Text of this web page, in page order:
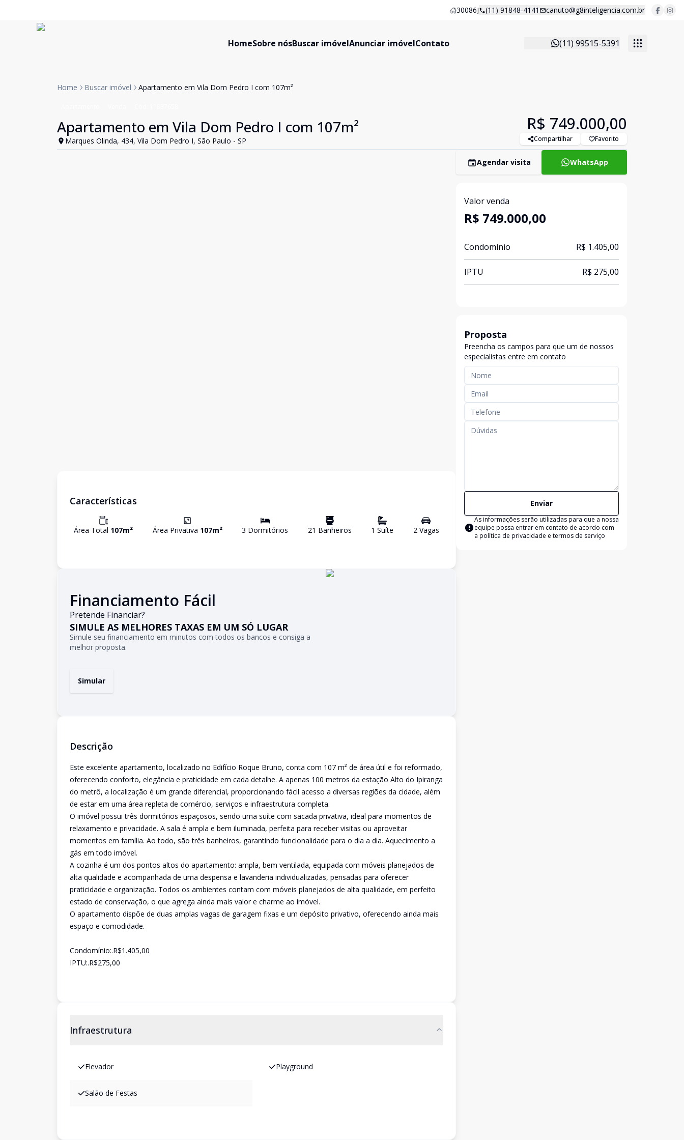
30086J (11) 91848-4141 canuto@g8inteligencia.com.br
HomeSobre nósBuscar imóvelAnunciar imóvelContato (11) 99515-5391
Home Buscar imóvel Apartamento em Vila Dom Pedro I com 107m²
Apartamento em Vila Dom Pedro I com 107m²
Marques Olinda, 434, Vila Dom Pedro I, São Paulo - SP
R$ 749.000,00
Compartilhar Favorito
Características
Área Total 107m² Área Privativa 107m² 3 Dormitórios 21 Banheiros 1 Suíte 2Vagas
Financiamento Fácil
Pretende Financiar?
SIMULE AS MELHORES TAXAS EM UM SÓ LUGAR
Simule seu financiamento em minutos com todos os bancos e consiga a
melhor proposta.
Simular
Descrição
Este excelente apartamento, localizado no Edifício Roque Bruno, conta com 107 m² de área útil e foi reformado,
oferecendo conforto, elegância e praticidade em cada detalhe. A apenas 100 metros da estação Alto do Ipiranga
do metrô, a localização é um grande diferencial, proporcionando fácil acesso a diversas regiões da cidade, além
de estar em uma área repleta de comércio, serviços e infraestrutura completa.
O imóvel possui três dormitórios espaçosos, sendo uma suíte com sacada privativa, ideal para momentos de
relaxamento e privacidade. A sala é ampla e bem iluminada, perfeita para receber visitas ou aproveitar
momentos em família. Ao todo, são três banheiros, garantindo funcionalidade para o dia a dia. Aquecimento a
gás em todo imóvel.
A cozinha é um dos pontos altos do apartamento: ampla, bem ventilada, equipada com móveis planejados de
alta qualidade e acompanhada de uma despensa e lavanderia individualizadas, pensadas para oferecer
praticidade e organização. Todos os ambientes contam com móveis planejados de alta qualidade, em perfeito
estado de conservação, o que agrega ainda mais valor e charme ao imóvel.
O apartamento dispõe de duas amplas vagas de garagem fixas e um depósito privativo, oferecendo ainda mais
espaço e comodidade.
Condomínio:.R$1.405,00
IPTU:.R$275,00
Infraestrutura
Elevador Playground
Salão de Festas
Agendar visita WhatsApp
Valor venda
R$ 749.000,00
Condomínio R$ 1.405,00
IPTU R$ 275,00
Proposta
Preencha os campos para que um de nossos
especialistas entre em contato
Enviar
As informações serão utilizadas para que a nossa
equipe possa entrar em contato de acordo com
a política de privacidade e termos de serviço